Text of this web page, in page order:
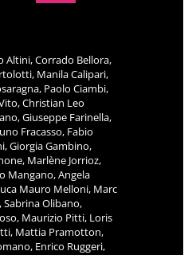
Altini, Corrado Bellora,
Manila Calipari,
Paolo Ciambi,
Christian Leo
Giuseppe Farinella,
Fracasso, Fabio
Giorgia Gambino,
Marlène Jorrioz,
Mangano, Angela
Mauro Melloni, Marc
Olibano,
Maurizio Pitti, Loris
Mattia Pramotton,
Enrico Ruggeri,